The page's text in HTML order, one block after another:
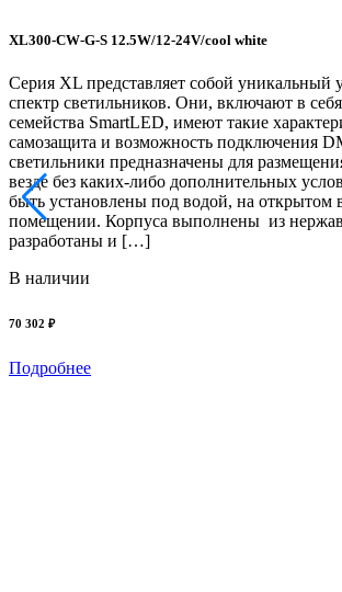
XL300-CW-G-S 12.5W/12-24V/cool white
Серия XL представляет собой уникальный
спектр светильников. Они, включают в
семейства SmartLED, имеют такие
самозащита и возможность подключения
светильники предназначены для
везде без каких-либо дополнительных
быть установлены под водой, на открытом
помещении. Корпуса выполнены из
разработаны и […]
В наличии
70 302 ₽
Подробнее